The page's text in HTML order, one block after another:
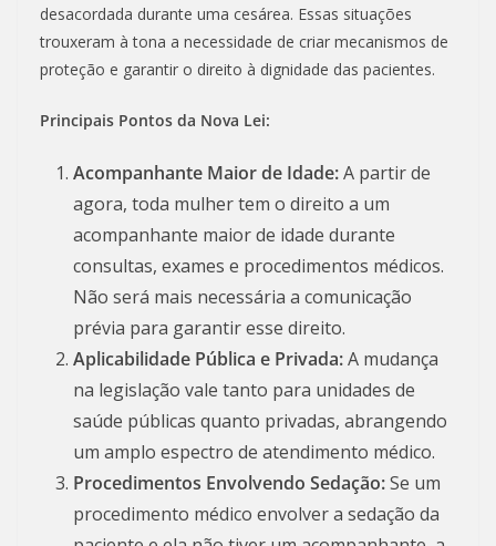
desacordada durante uma cesárea. Essas situações
trouxeram à tona a necessidade de criar mecanismos de
proteção e garantir o direito à dignidade das pacientes.
Principais Pontos da Nova Lei:
Acompanhante Maior de Idade:A partir de
agora, toda mulher tem o direito a um
acompanhante maior de idade durante
consultas, exames e procedimentos médicos.
Não será mais necessária a comunicação
prévia para garantir esse direito.
Aplicabilidade Pública e Privada:A mudança
na legislação vale tanto para unidades de
saúde públicas quanto privadas, abrangendo
um amplo espectro de atendimento médico.
Procedimentos Envolvendo Sedação:Se um
procedimento médico envolver a sedação da